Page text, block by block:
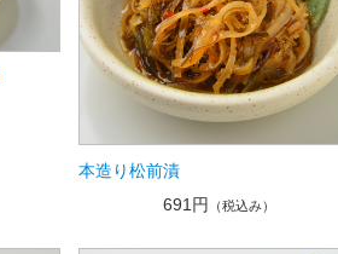
本造り松前漬
691円
（税込み）